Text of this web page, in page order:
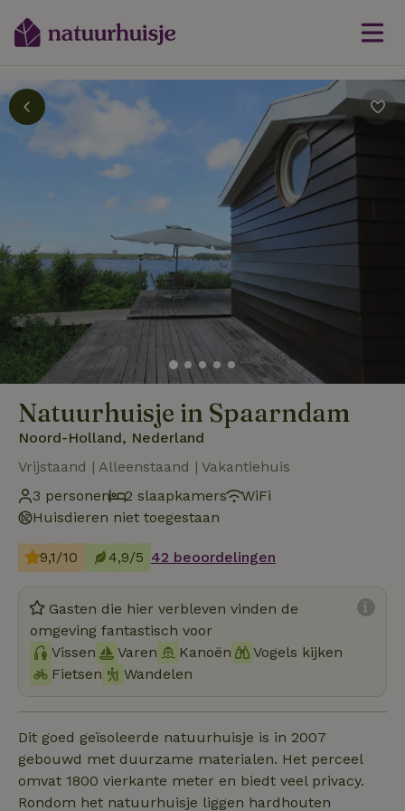
Natuurhuisje in Spaarndam
Noord-Holland, Nederland
Vrijstaand | Alleenstaand | Vakantiehuis
3 personen
2 slaapkamers
WiFi
Huisdieren niet toegestaan
9,1/10 4,9/5 42 beoordelingen
Gasten die hier verbleven vinden de
omgeving fantastisch voor
Vissen
Varen Kanoën
Vogels kijken
Fietsen
Wandelen
Dit goed geïsoleerde natuurhuisje is in 2007
gebouwd met duurzame materialen. Het perceel
omvat 1800 vierkante meter en biedt veel privacy.
Rondom het natuurhuisje liggen hardhouten